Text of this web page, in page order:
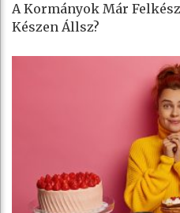
A Kormányok Már
Készen Állsz?